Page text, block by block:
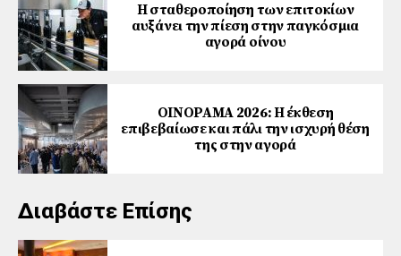
Η σταθεροποίηση των επιτοκίων
αυξάνει την πίεση στην παγκόσμια
αγορά οίνου
ΟΙΝΟΡΑΜΑ 2026: Η έκθεση
επιβεβαίωσε και πάλι την ισχυρή θέση
της στην αγορά
Διαβάστε Επίσης